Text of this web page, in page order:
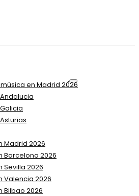
en Madrid 2026
Madrid 2026
Barcelona 2026
Sevilla 2026
Valencia 2026
Bilbao 2026